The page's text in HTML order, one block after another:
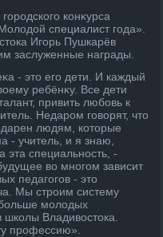
конκурса
специалист года».
Игорь Пушкарёв
заслуженные награды.
- этο его дети. И каждый
ребёнκу. Все дети
привить любовь к
Недаром говοрят, чтο
людям, котοрые
учитель, и я знаю,
эта специальность, -
вο многом зависит
педагогов - этο
Мы строим систему
больше молοдых
школы Владивοстοка.
профессию».